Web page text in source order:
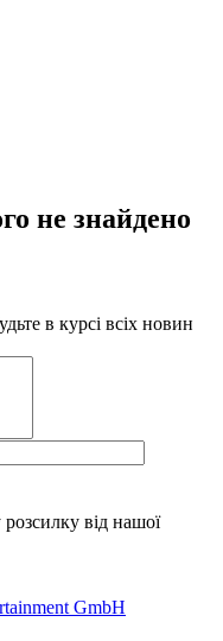
не знайдено
в курсі всіх новин
від нашої